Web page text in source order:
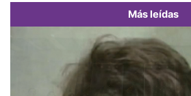
Más leídas